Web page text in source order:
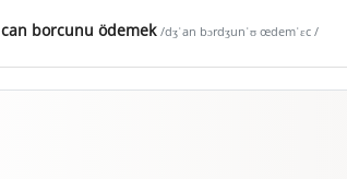
can borcunu ödemek /dʒˈan bɔrdʒunˈʊ œdemˈɛc /